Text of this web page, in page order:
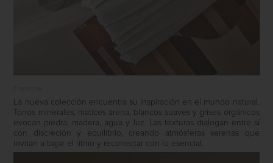
La nueva colección encuentra su inspiración en el mundo natural.
Tonos minerales, matices arena, blancos suaves y grises orgánicos
evocan piedra, madera, agua y luz. Las texturas dialogan entre sí
con discreción y equilibrio, creando atmósferas serenas que
invitan a bajar el ritmo y reconectar con lo esencial.